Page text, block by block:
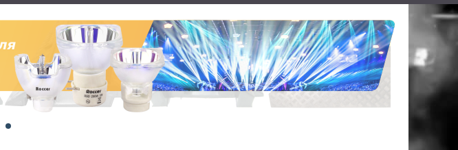
Лампы Винтаж Ретро Декор
Лампы галогенные 6-120 V
Лампы студийные 110-240 V
Лампы-фары PAR
Лампы UV TUV HNS
Лампы видеопроекторные
Пускорегулирующая аппаратура
Распродажа
Перчатки
Сумки и подсумки
Ремни и страховка
Инструменты
Готовые комплекты
Конструктор МИКРОСЦЕНА
Распродажа
Световое оборудование
Аксессуары для света
Лебёдки и Аксессуары
Фермы Штативы Стойки
Распродажа 6и канальные модули